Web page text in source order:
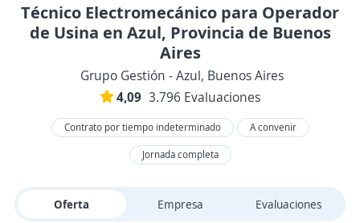
Técnico Electromecánico para Operador
de Usina en Azul, Provincia de Buenos
Aires
Grupo Gestión - Azul, Buenos Aires
4,09 3.796 Evaluaciones
Contrato por tiempo indeterminado
A convenir
Jornada completa
Oferta Empresa Evaluaciones